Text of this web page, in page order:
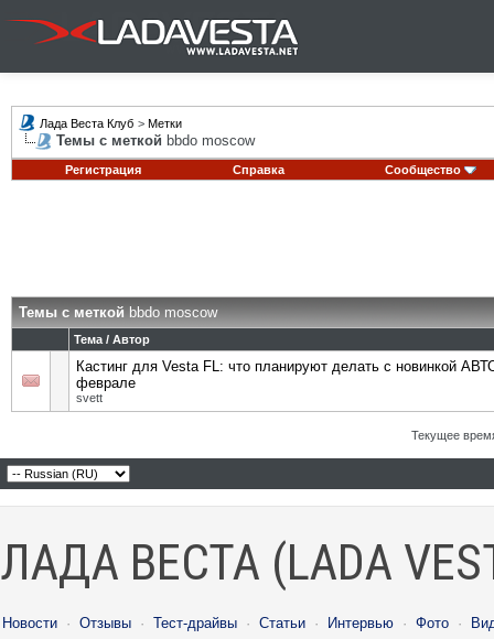
Лада Веста Клуб > Метки
Темы с меткой bbdo moscow
Регистрация Справка Сообщество
Темы с меткойbbdo moscow
Тема / Автор
Кастинг для Vesta FL: что планируют делать с новинкой
феврале
svett
Текущее
ЛАДА ВЕСТА (LADA
Новости · Отзывы · Тест-драйвы · Статьи · Интервью · Фото ·